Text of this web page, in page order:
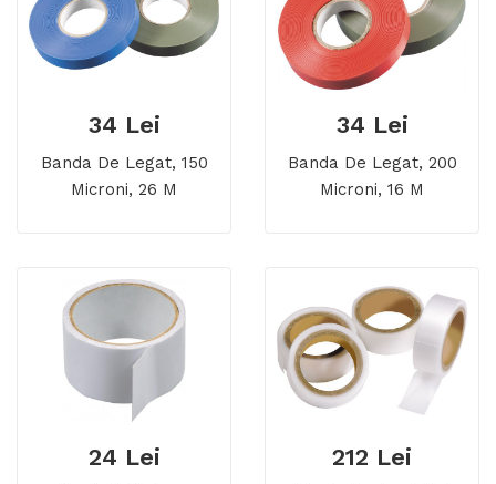
34 Lei
Banda De Legat, 150
Microni, 26 M
34 Lei
Banda De Legat, 200
Microni, 16 M
24 Lei 212 Lei